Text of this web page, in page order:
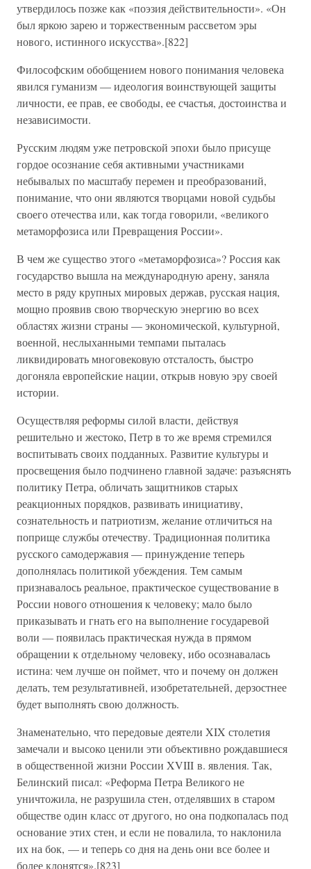
утвердилось позже как «поэзия действительности». «Он
был яркою зарею и торжественным рассветом эры
нового, истинного искусства».[822]
Философским обобщением нового понимания человека
явился гуманизм — идеология воинствующей защиты
личности, ее прав, ее свободы, ее счастья, достоинства и
независимости.
Русским людям уже петровской эпохи было присуще
гордое осознание себя активными участниками
небывалых по масштабу перемен и преобразований,
понимание, что они являются творцами новой судьбы
своего отечества или, как тогда говорили, «великого
метаморфозиса или Превращения России».
В чем же существо этого «метаморфозиса»? Россия как
государство вышла на международную арену, заняла
место в ряду крупных мировых держав, русская нация,
мощно проявив свою творческую энергию во всех
областях жизни страны — экономической, культурной,
военной, неслыханными темпами пыталась
ликвидировать многовековую отсталость, быстро
догоняла европейские нации, открыв новую эру своей
истории.
Осуществляя реформы силой власти, действуя
решительно и жестоко, Петр в то же время стремился
воспитывать своих подданных. Развитие культуры и
просвещения было подчинено главной задаче: разъяснять
политику Петра, обличать защитников старых
реакционных порядков, развивать инициативу,
сознательность и патриотизм, желание отличиться на
поприще службы отечеству. Традиционная политика
русского самодержавия — принуждение теперь
дополнялась политикой убеждения. Тем самым
признавалось реальное, практическое существование в
России нового отношения к человеку; мало было
приказывать и гнать его на выполнение государевой
воли — появилась практическая нужда в прямом
обращении к отдельному человеку, ибо осознавалась
истина: чем лучше он поймет, что и почему он должен
делать, тем результативней, изобретательней, дерзостнее
будет выполнять свою должность.
Знаменательно, что передовые деятели XIX столетия
замечали и высоко ценили эти объективно рождавшиеся
в общественной жизни России XVIII в. явления. Так,
Белинский писал: «Реформа Петра Великого не
уничтожила, не разрушила стен, отделявших в старом
обществе один класс от другого, но она подкопалась под
основание этих стен, и если не повалила, то наклонила
их на бок, — и теперь со дня на день они все более и
более клонятся».[823]